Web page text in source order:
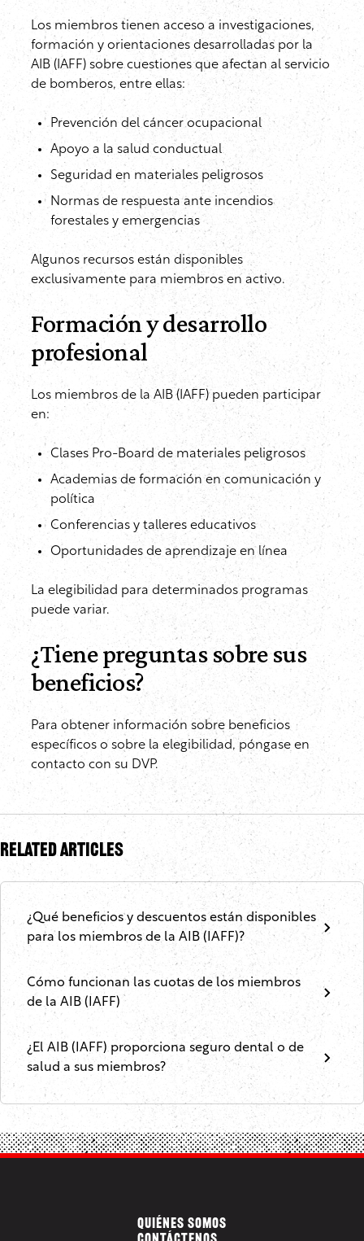
Los miembros tienen acceso a investigaciones,
formación y orientaciones desarrolladas por la
AIB (IAFF) sobre cuestiones que afectan al servicio
de bomberos, entre ellas:
Prevención del cáncer ocupacional
Apoyo a la salud conductual
Seguridad en materiales peligrosos
Normas de respuesta ante incendios
forestales y emergencias
Algunos recursos están disponibles
exclusivamente para miembros en activo.
Formación y desarrollo
profesional
Los miembros de la AIB (IAFF) pueden participar
en:
Clases Pro-Board de materiales peligrosos
Academias de formación en comunicación y
política
Conferencias y talleres educativos
Oportunidades de aprendizaje en línea
La elegibilidad para determinados programas
puede variar.
¿Tiene preguntas sobre sus
beneficios?
Para obtener información sobre beneficios
específicos o sobre la elegibilidad, póngase en
contacto con su DVP.
Related Articles
¿Qué beneficios y descuentos están disponibles
para los miembros de la AIB (IAFF)?
Cómo funcionan las cuotas de los miembros
de la AIB (IAFF)
¿El AIB (IAFF) proporciona seguro dental o de
salud a sus miembros?
QUIÉNES SOMOS